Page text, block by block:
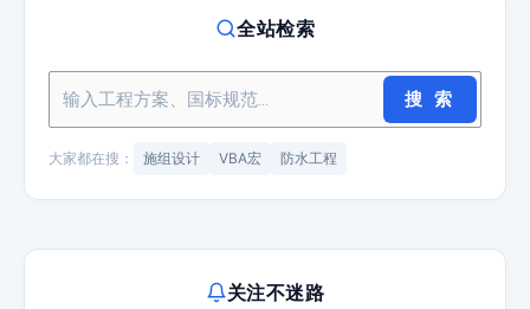
全站检索
搜 索
大家都在搜： 施组设计 VBA宏 防水工程
关注不迷路